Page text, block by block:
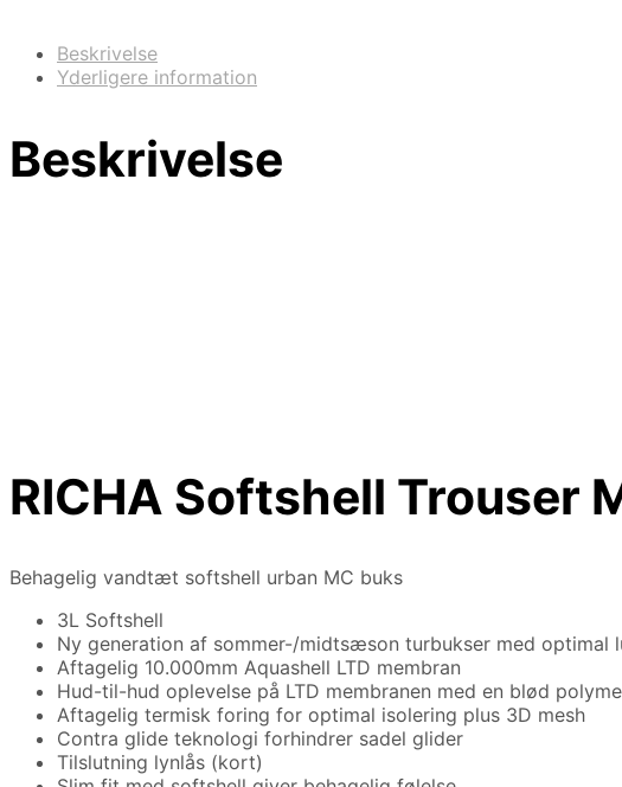
Beskrivelse
Yderligere information
Beskrivelse
RICHA Softshell Trouser
Behagelig vandtæt softshell urban MC buks
3L Softshell
Ny generation af sommer-/midtsæson turbukser med
Aftagelig 10.000mm Aquashell LTD membran
Hud-til-hud oplevelse på LTD membranen med en blød
Aftagelig termisk foring for optimal isolering plus 3D mesh
Contra glide teknologi forhindrer sadel glider
Tilslutning lynlås (kort)